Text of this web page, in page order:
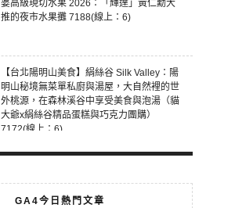
婆高級現切水果 2026：「輝達」黃仁勳大
推的夜市水果攤 7188(線上：6)
【台北陽明山美食】絹絲谷 Silk Valley：陽
明山秘境無菜單私廚與湯屋，大自然裡的世
外桃源，在森林溪谷中享受美食與泡湯（貓
大爺x絹絲谷精品蛋糕與巧克力團購）
7172(線上：6)
GA4今日熱門文章